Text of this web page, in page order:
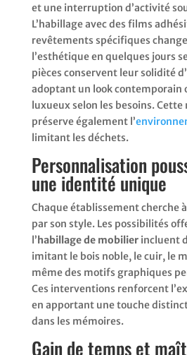
et une interruption d’activité
L’habillage avec des films
revêtements spécifiques
l’esthétique en quelques jours
pièces conservent leur solidité
adoptant un look contemporain
luxueux selon les besoins.
préserve également l’
limitant les déchets.
Personnalisation
une identité unique
Chaque établissement cherche
par son style. Les possibilités
l’habillage de mobilierincluent
imitant le bois noble, le cuir, le
même des motifs graphiques
Ces interventions renforcent
en apportant une touche
dans les mémoires.
Gain de temps et